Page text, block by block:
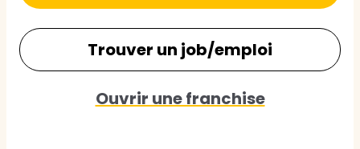
Trouver un job/emploi
Ouvrir une franchise